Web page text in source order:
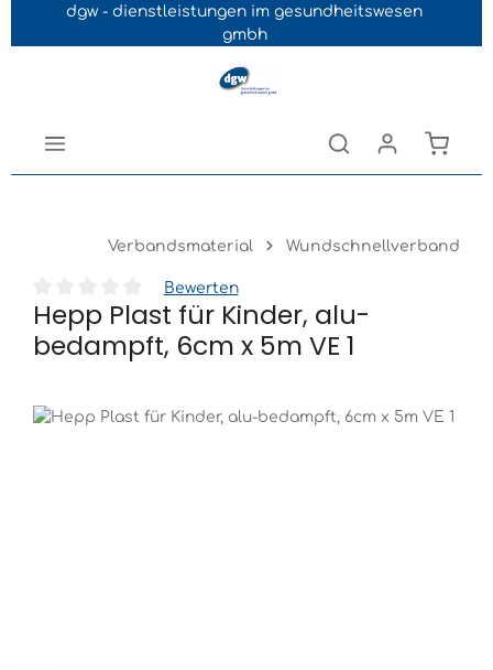
der B2B-Plattform springen
dgw - dienstleistungen im gesundheitswesen
gmbh
Verbandsmaterial Wundschnellverband
Durchschnittliche Bewertung von 0 von 5 Sternen
Bewerten
Hepp Plast für Kinder, alu-
bedampft, 6cm x 5m VE 1
Bildergalerie überspringen